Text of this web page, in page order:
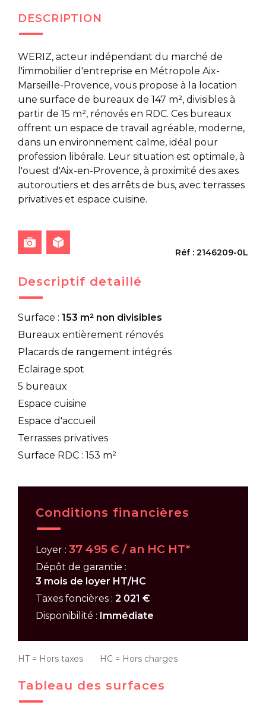
DESCRIPTION
WERIZ, acteur indépendant du marché de
l'immobilier d'entreprise en Métropole Aix-
Marseille-Provence, vous propose à la location
une surface de bureaux de 147 m², divisibles à
partir de 15 m², rénovés en RDC. Ces bureaux
offrent un espace de travail agréable, moderne,
dans un environnement calme, idéal pour
profession libérale. Leur situation est optimale, à
l'ouest d'Aix-en-Provence, à proximité des axes
autoroutiers et des arrêts de bus, avec terrasses
privatives et espace cuisine.
Réf : 2146209-0L
Descriptif detaillé
Surface : 153 m² non divisibles
Bureaux entièrement rénovés
Placards de rangement intégrés
Eclairage spot
5 bureaux
Espace cuisine
Espace d'accueil
Terrasses privatives
Surface RDC : 153 m²
Conditions financières
Loyer : 37 495 € / an HC HT*
Dépôt de garantie :
3 mois de loyer HT/HC
Taxes foncières : 2 021 €
Disponibilité : Immédiate
HT = Hors taxes HC = Hors charges
Tableau des surfaces